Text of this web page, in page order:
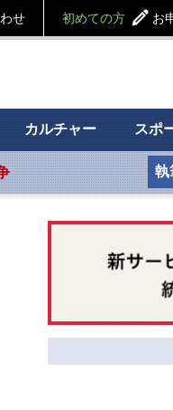
せ 初めての方 お
カルチャー スポ
執